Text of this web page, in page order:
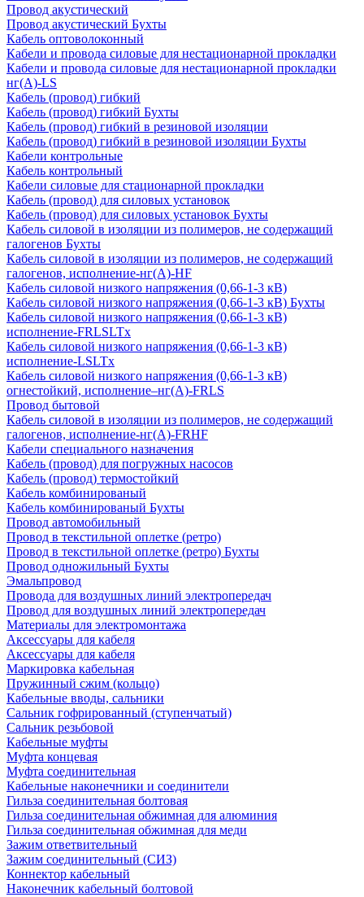
Провод акустический
Провод акустический Бухты
Кабель оптоволоконный
Кабели и провода силовые для нестационарной прокладки
Кабели и провода силовые для нестационарной прокладки
нг(А)-LS
Кабель (провод) гибкий
Кабель (провод) гибкий Бухты
Кабель (провод) гибкий в резиновой изоляции
Кабель (провод) гибкий в резиновой изоляции Бухты
Кабели контрольные
Кабель контрольный
Кабели силовые для стационарной прокладки
Кабель (провод) для силовых установок
Кабель (провод) для силовых установок Бухты
Кабель силовой в изоляции из полимеров, не содержащий
галогенов Бухты
Кабель силовой в изоляции из полимеров, не содержащий
галогенов, исполнение-нг(А)-HF
Кабель силовой низкого напряжения (0,66-1-3 кВ)
Кабель силовой низкого напряжения (0,66-1-3 кВ) Бухты
Кабель силовой низкого напряжения (0,66-1-3 кВ)
исполнение-FRLSLTx
Кабель силовой низкого напряжения (0,66-1-3 кВ)
исполнение-LSLTx
Кабель силовой низкого напряжения (0,66-1-3 кВ)
огнестойкий, исполнение–нг(А)-FRLS
Провод бытовой
Кабель силовой в изоляции из полимеров, не содержащий
галогенов, исполнение-нг(А)-FRHF
Кабели специального назначения
Кабель (провод) для погружных насосов
Кабель (провод) термостойкий
Кабель комбинированый
Кабель комбинированый Бухты
Провод автомобильный
Провод в текстильной оплетке (ретро)
Провод в текстильной оплетке (ретро) Бухты
Провод одножильный Бухты
Эмальпровод
Провода для воздушных линий электропередач
Провод для воздушных линий электропередач
Материалы для электромонтажа
Аксессуары для кабеля
Аксессуары для кабеля
Маркировка кабельная
Пружинный сжим (кольцо)
Кабельные вводы, сальники
Сальник гофрированный (ступенчатый)
Сальник резьбовой
Кабельные муфты
Муфта концевая
Муфта соединительная
Кабельные наконечники и соединители
Гильза соединительная болтовая
Гильза соединительная обжимная для алюминия
Гильза соединительная обжимная для меди
Зажим ответвительный
Зажим соединительный (СИЗ)
Коннектор кабельный
Наконечник кабельный болтовой